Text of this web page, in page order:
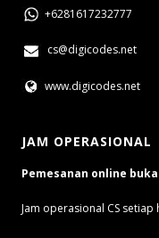
+6281617232777
cs@digicodes.net
www.digicodes.net
JAM OPERASIONAL
Pemesanan online
Jam operasional CS setiap